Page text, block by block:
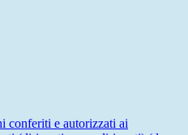
conferiti e autorizzati ai